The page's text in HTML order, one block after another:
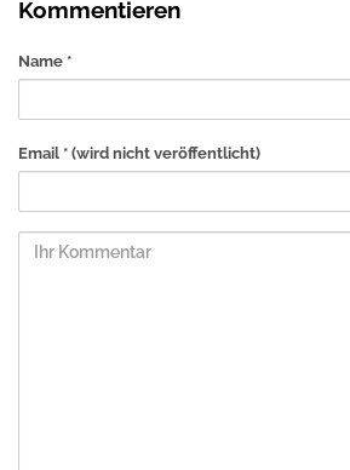
Kommentieren
Name *
Email * (wird nicht veröffentlicht)